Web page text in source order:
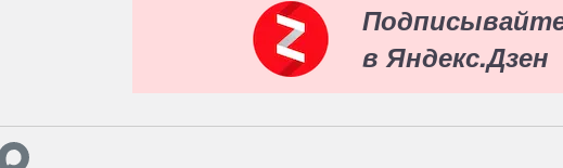
в Яндекс.Дзен